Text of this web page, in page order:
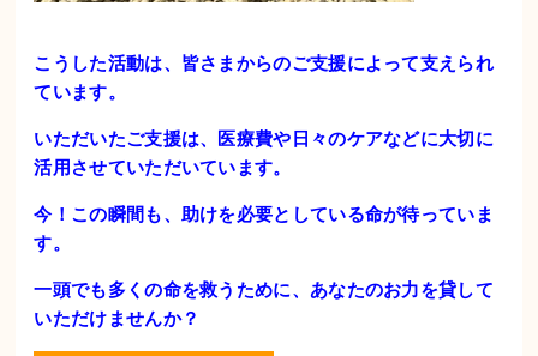
こうした活動は、皆さまからのご支援によって支えられ
ています。
いただいたご支援は、医療費や日々のケアなどに大切に
活用させていただいています。
今！この瞬間も、助けを必要としている命が待っていま
す。
一頭でも多くの命を救うために、あなたのお力を貸して
いただけませんか？